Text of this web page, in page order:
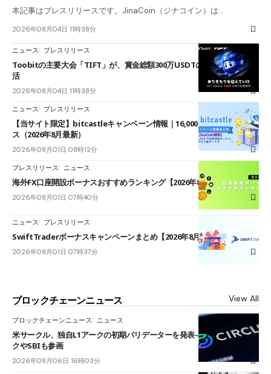
本記事はプレスリリースです。JinaCoin（ジナコイン）は…
2026年08月04日 11時38分
ニュース プレスリリース
Toobitの主要大会「TIFT」が、賞金総額300万USDTのレースとして復
活
2026年08月04日 11時38分
ニュース プレスリリース
【当サイト限定】bitcastleキャンペーン情報｜16,000円口座開設ボーナ
ス（2026年8月最新）
2026年08月01日 08時12分
プレスリリース ニュース
海外FX口座開設ボーナスおすすめランキング【2026年8月最新】
2026年08月01日 07時40分
ニュース プレスリリース
SwiftTraderボーナスキャンペーンまとめ【2026年8月最新】
2026年08月01日 07時37分
ブロックチェーンニュース View All
ブロックチェーンニュース ニュース
米サークル、独自L1アークの初期バリデーターを発表――ブラックロッ
クやSBIも参画
2026年08月06日 16時03分